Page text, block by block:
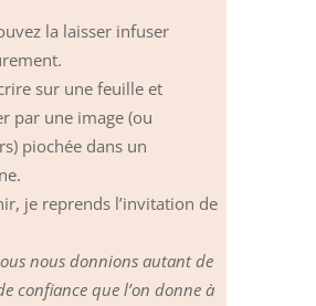
la laisser infuser
sur une feuille et
par une image (ou
piochée dans un
je reprends l’invitation de
nous donnions autant de
confiance que l’on donne à